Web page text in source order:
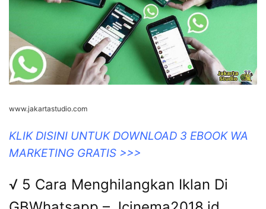
www.jakartastudio.com
KLIK DISINI UNTUK DOWNLOAD 3 EBOOK WA
MARKETING GRATIS >>>
√ 5 Cara Menghilangkan Iklan Di